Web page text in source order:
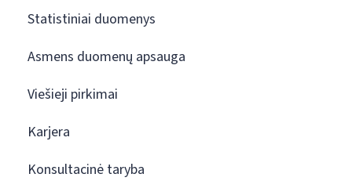
Statistiniai duomenys
Asmens duomenų apsauga
Viešieji pirkimai
Karjera
Konsultacinė taryba